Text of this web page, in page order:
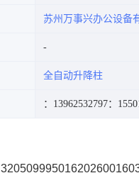
苏州万事兴办公设备
全自动升降柱
：13962532797：